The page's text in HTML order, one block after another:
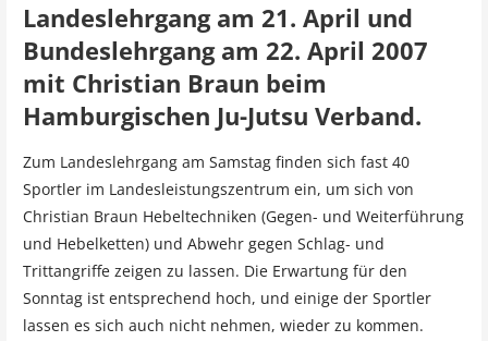
Landeslehrgang am 21. April und
Bundeslehrgang am 22. April 2007
mit Christian Braun beim
Hamburgischen Ju-Jutsu Verband.
Zum Landeslehrgang am Samstag finden sich fast 40
Sportler im Landesleistungszentrum ein, um sich von
Christian Braun Hebeltechniken (Gegen- und Weiterführung
und Hebelketten) und Abwehr gegen Schlag- und
Trittangriffe zeigen zu lassen. Die Erwartung für den
Sonntag ist entsprechend hoch, und einige der Sportler
lassen es sich auch nicht nehmen, wieder zu kommen.